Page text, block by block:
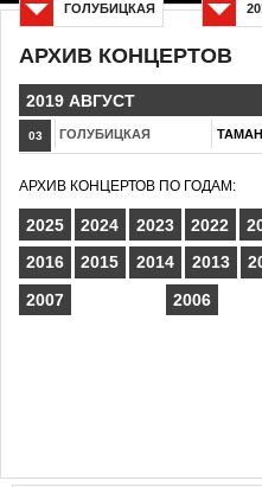
АРХИВ КОНЦЕРТОВ
ГОЛУБИЦКАЯ
2019 АВГУСТ
03 ГОЛУБИЦКАЯ
АРХИВ КОНЦЕРТОВ ПО ГОДАМ:
2025 2024 2023 2022
2016
2015 2014 2013
2007
2006